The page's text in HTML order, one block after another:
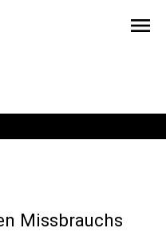
menu
Missbrauchs